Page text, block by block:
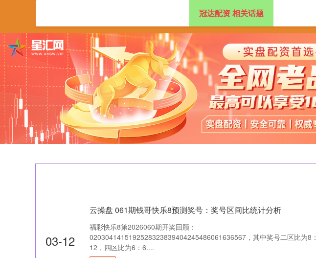
冠达配资 杠杆配资网站
冠达配资 相关话题
03-12
云操盘 061期钱哥快乐8预测奖号：奖号区间比统计分析
福彩快乐8第2026060期开奖回顾：
0203041415192528323839404245486061636567，其中奖号二区比为8：
12，四区比为6：6....